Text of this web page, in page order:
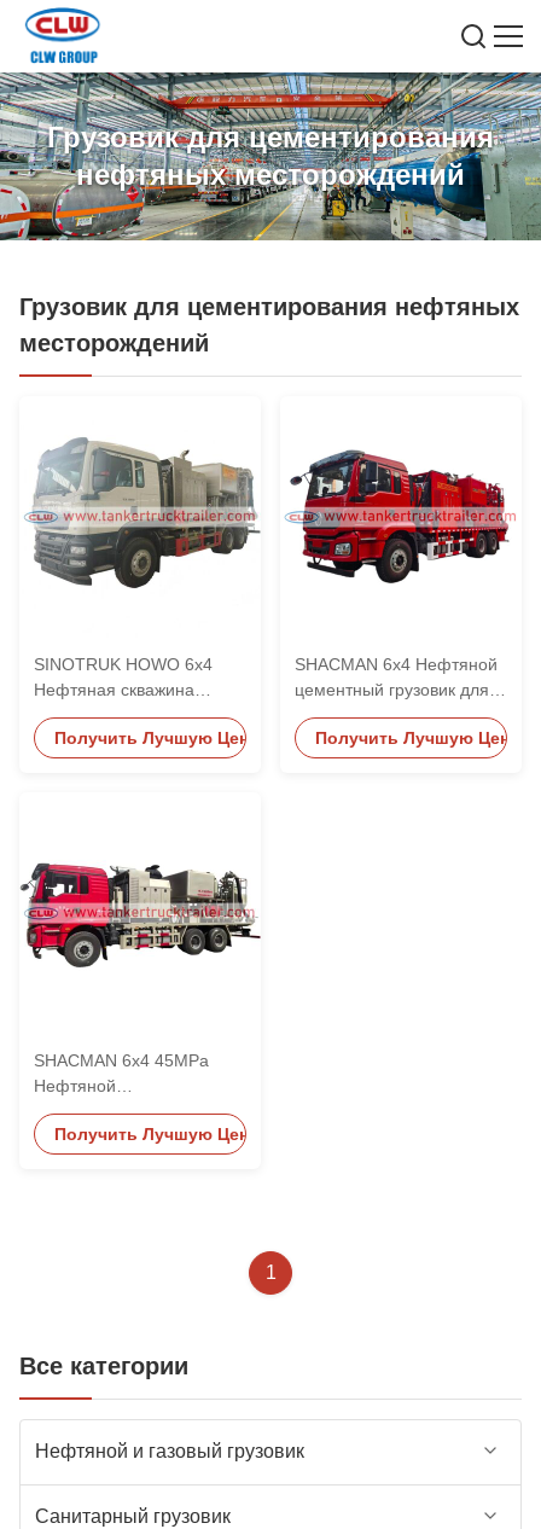
Грузовик для цементирования
нефтяных месторождений
Грузовик для цементирования нефтяных
месторождений
SINOTRUK HOWO 6x4
Нефтяная скважина
цементирующая машина
Получить Лучшую Цену
SHACMAN 6x4 Нефтяной
цементный грузовик для
нефтяного
месторождения
Получить Лучшую Цену
SHACMAN 6x4 45MPa
Нефтяной
цементирующий грузовик
для нефтепромысловых
Получить Лучшую Цену
1
Все категории
Нефтяной и газовый грузовик
Санитарный грузовик